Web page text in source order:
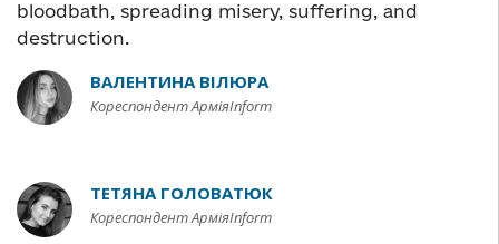
bloodbath, spreading misery, suffering, and
destruction.
ВАЛЕНТИНА ВІЛЮРА
Кореспондент АрміяInform
ТЕТЯНА ГОЛОВАТЮК
Кореспондент АрміяInform